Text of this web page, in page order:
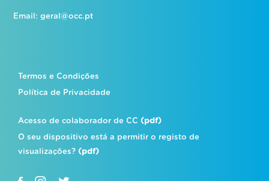
Email:geral@occ.pt
Termos e Condições
Política de Privacidade
Acesso de colaborador de CC(pdf)
O seu dispositivo está a permitir o registo de
visualizações?(pdf)